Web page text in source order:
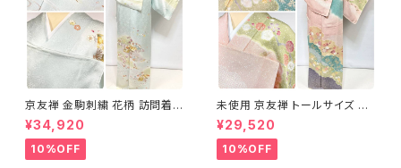
京友禅 金駒刺繍 花柄 訪問着
正絹 水色 黄緑 パステルカラー
アイスグリーン 1433
¥34,920
10%OFF
未使用 京友禅 トールサイズ 染
め分け 金彩 訪問着 袷 正絹 ピ
ンク 黄緑 紫 黄色 1438
¥29,520
10%OFF